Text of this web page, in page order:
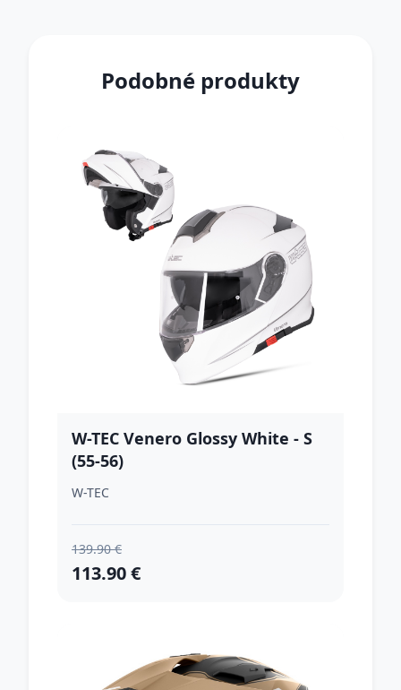
Podobné produkty
W-TEC Venero Glossy White - S
(55-56)
W-TEC
139.90 €
113.90 €